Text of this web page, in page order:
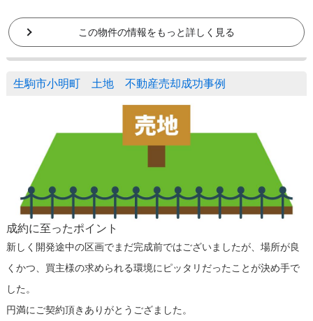
この物件の情報をもっと詳しく見る
生駒市小明町 土地 不動産売却成功事例
成約に至ったポイント
新しく開発途中の区画でまだ完成前ではございましたが、場所が良
くかつ、買主様の求められる環境にピッタリだったことが決め手で
した。
円満にご契約頂きありがとうござました。